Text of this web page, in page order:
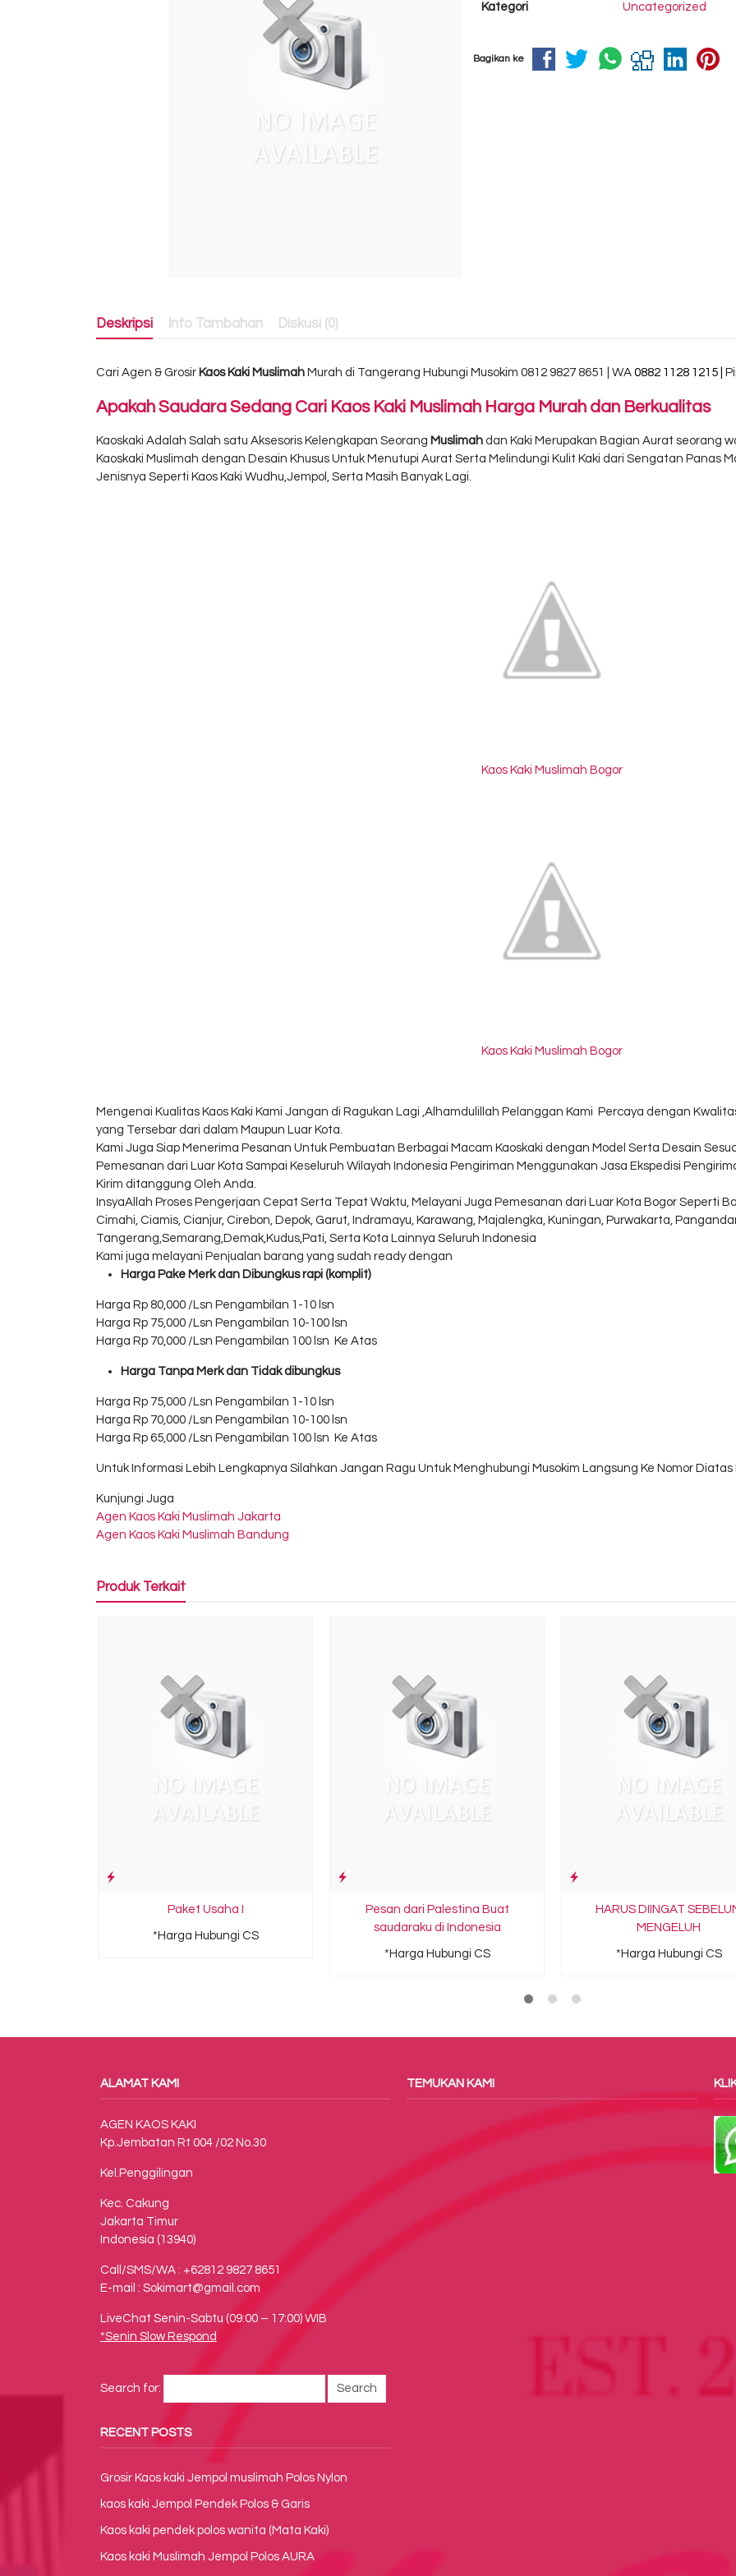
Kategori Uncategorized
Bagikan ke
Deskripsi Info Tambahan Diskusi (0)
Cari Agen & Grosir Kaos Kaki Muslimah Murah di Tangerang Hubungi Musokim 0812 9827 8651 | WA 0882 1128 1215 |
Apakah Saudara Sedang Cari Kaos Kaki Muslimah Harga Murah dan Berkualitas
Kaoskaki Adalah Salah satu Aksesoris Kelengkapan Seorang Muslimah dan Kaki Merupakan Bagian Aurat seorang
Kaoskaki Muslimah dengan Desain Khusus Untuk Menutupi Aurat Serta Melindungi Kulit Kaki dari Sengatan Panas
Jenisnya Seperti Kaos Kaki Wudhu,Jempol, Serta Masih Banyak Lagi.
Kaos Kaki Muslimah Bogor
Kaos Kaki Muslimah Bogor
Mengenai Kualitas Kaos Kaki Kami Jangan di Ragukan Lagi ,Alhamdulillah Pelanggan Kami Percaya dengan
yang Tersebar dari dalam Maupun Luar Kota.
Kami Juga Siap Menerima Pesanan Untuk Pembuatan Berbagai Macam Kaoskaki dengan Model Serta Desain
Pemesanan dari Luar Kota Sampai Keseluruh Wilayah Indonesia Pengiriman Menggunakan Jasa Ekspedisi
Kirim ditanggung Oleh Anda.
InsyaAllah Proses Pengerjaan Cepat Serta Tepat Waktu, Melayani Juga Pemesanan dari Luar Kota Bogor Seperti
Cimahi, Ciamis, Cianjur, Cirebon, Depok, Garut, Indramayu, Karawang, Majalengka, Kuningan, Purwakarta,
Tangerang,Semarang,Demak,Kudus,Pati, Serta Kota Lainnya Seluruh Indonesia
Kami juga melayani Penjualan barang yang sudah ready dengan
Harga Pake Merk dan Dibungkus rapi (komplit)
Harga Rp 80,000 /Lsn Pengambilan 1-10 lsn
Harga Rp 75,000 /Lsn Pengambilan 10-100 lsn
Harga Rp 70,000 /Lsn Pengambilan 100 lsn Ke Atas
Harga Tanpa Merk dan Tidak dibungkus
Harga Rp 75,000 /Lsn Pengambilan 1-10 lsn
Harga Rp 70,000 /Lsn Pengambilan 10-100 lsn
Harga Rp 65,000 /Lsn Pengambilan 100 lsn Ke Atas
Untuk Informasi Lebih Lengkapnya Silahkan Jangan Ragu Untuk Menghubungi Musokim Langsung Ke Nomor
Kunjungi Juga
Agen Kaos Kaki Muslimah Jakarta
Agen Kaos Kaki Muslimah Bandung
Produk Terkait
Paket Usaha I
*Harga Hubungi CS
Pesan dari Palestina Buat
saudaraku di Indonesia
*Harga Hubungi CS
HARUS DIINGAT
MENGELUH
*Harga Hubungi CS
ALAMAT KAMI
AGEN KAOS KAKI
Kp.Jembatan Rt 004 /02 No.30
Kel.Penggilingan
Kec. Cakung
Jakarta Timur
Indonesia (13940)
Call/SMS/WA : +62812 9827 8651
E-mail : Sokimart@gmail.com
LiveChat Senin-Sabtu (09:00 – 17:00) WIB
*Senin Slow Respond
Search for:
RECENT POSTS
Grosir Kaos kaki Jempol muslimah Polos Nylon
kaos kaki Jempol Pendek Polos & Garis
Kaos kaki pendek polos wanita (Mata Kaki)
Kaos kaki Muslimah Jempol Polos AURA
TEMUKAN KAMI